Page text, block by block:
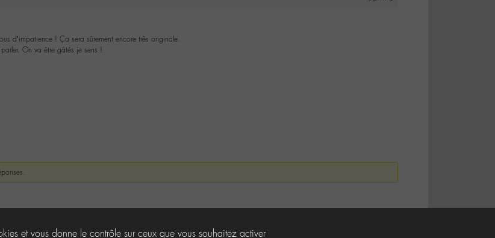
d’impatience ! Ça sera sûrement encore très originale.
On va être gâtés je sens !
et vous donne le contrôle sur ceux que vous souhaitez activer